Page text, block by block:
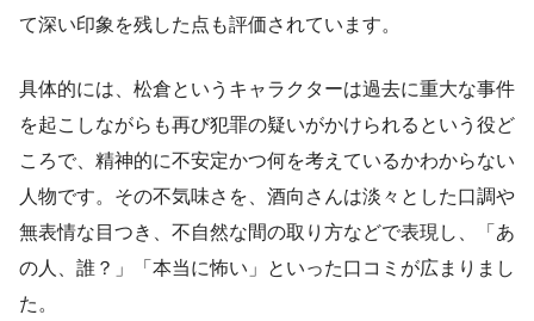
て深い印象を残した点も評価されています。
具体的には、松倉というキャラクターは過去に重大な事件
を起こしながらも再び犯罪の疑いがかけられるという役ど
ころで、精神的に不安定かつ何を考えているかわからない
人物です。その不気味さを、酒向さんは淡々とした口調や
無表情な目つき、不自然な間の取り方などで表現し、「あ
の人、誰？」「本当に怖い」といった口コミが広まりまし
た。